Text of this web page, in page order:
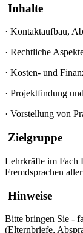
Inhalte
· Kontaktaufbau,
· Rechtliche
· Kosten- und
· Projektfindung
· Vorstellung von
Zielgruppe
Lehrkräfte im Fach
Fremdsprachen
Hinweise
Bitte bringen Sie -
(Elternbriefe,